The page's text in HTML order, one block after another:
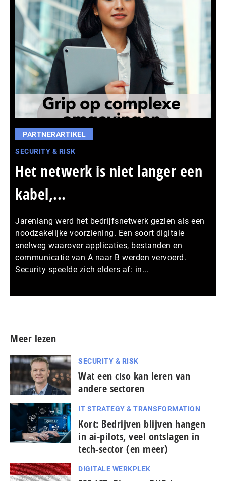
PARTNERARTIKEL
SECURITY & RISK
Het netwerk is niet langer een
kabel,...
Jarenlang werd het bedrijfsnetwerk gezien als een
noodzakelijke voorziening. Een soort digitale
snelweg waarover applicaties, bestanden en
communicatie van A naar B werden vervoerd.
Security speelde zich elders af: in...
Meer lezen
SECURITY & RISK
Wat een ciso kan leren van
andere sectoren
IT STRATEGY & TRANSFORMATION
Kort: Bedrijven blijven hangen
in ai-pilots, veel ontslagen in
tech-sector (en meer)
DIGITALE WERKPLEK